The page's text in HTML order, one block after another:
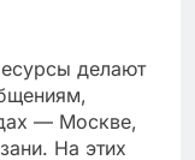
делают
— Москве,
На этих